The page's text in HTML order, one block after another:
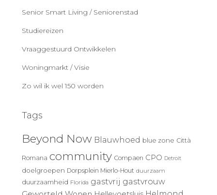
Senior Smart Living / Seniorenstad
Studiereizen
Vraaggestuurd Ontwikkelen
Woningmarkt / Visie
Zo wil ik wel 150 worden
Tags
Beyond Now Blauwhoed blue zone Città
Romana community Compaen CPO Detroit
doelgroepen Dorpsplein Mierlo-Hout duurzaam
duurzaamheid Florida gastvrij gastvrouw